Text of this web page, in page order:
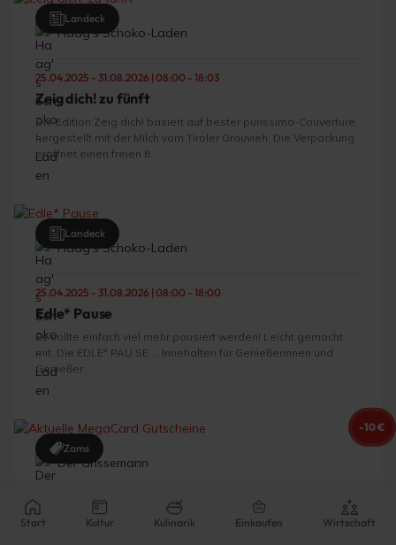
Haag's Schoko-Laden
25.04.2025 - 31.08.2026 | 08:00 - 18:03
Zeig dich! zu fünft
Die Edition Zeig dich! basiert auf bester purissima-Couverture,
hergestellt mit der Milch vom Tiroler Grauvieh. Die Verpackung
eröffnet einen freien B ...
Landeck
Haag's Schoko-Laden
25.04.2025 - 31.08.2026 | 08:00 - 18:00
Edle* Pause
Es sollte einfach viel mehr pausiert werden! Leicht gemacht
mit: Die EDLE* PAU SE … Innehalten für Genießerinnen und
Genießer.
Landeck
Der Grissemann
03.08.2026 - 31.08.2026 | 08:00 - 18:30
Aktuelle MegaCard Gutscheine
Zams
-10 €
Start Kultur Kulinarik Einkaufen Wirtschaft